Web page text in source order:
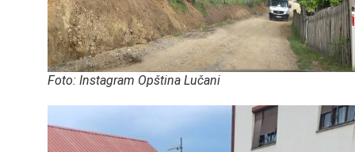
Foto: Instagram Opština Lučani